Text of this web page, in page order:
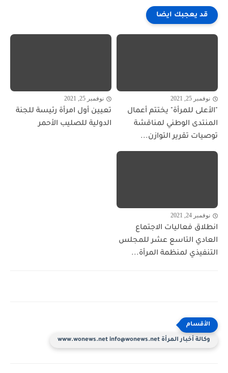
قد يعجبك ايضا
نوفمبر 25, 2021
"الأعلى للمرأة" يختتم أعمال
المنتدى الوطني لمناقشة
توصيات تقرير التوازن...
نوفمبر 25, 2021
تعيين أول امرأة رئيسة للجنة
الدولية للصليب الأحمر
نوفمبر 24, 2021
انطلاق فعاليات الاجتماع
العادي التاسع عشر للمجلس
التنفيذي لمنظمة المرأة...
وكالة أخبار المرأة www.wonews.net info@wonews.net